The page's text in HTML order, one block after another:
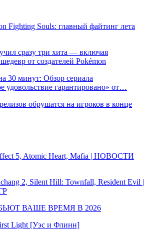
Fighting Souls: главный файтинг лета
сразу три хита — включая
от создателей Pokémon
30 минут: Обзор сериала
удовольствие гарантировано» от…
обрушатся на игроков в конце
5, Atomic Heart, Mafia | НОВОСТИ
2, Silent Hill: Townfall, Resident Evil |
ВАШЕ ВРЕМЯ В 2026
Light [Уэс и Флинн]